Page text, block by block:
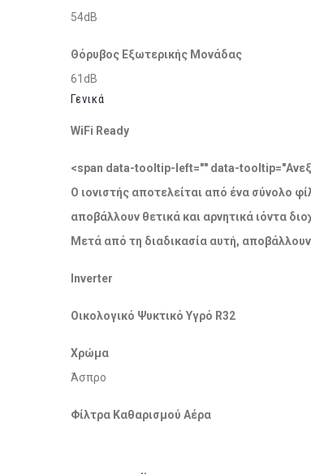
54dB
Θόρυβος Εξωτερικής Μονάδας
61dB
Γενικά
WiFi Ready
<span data-tooltip-left="" data-
Ο ιονιστής αποτελείται από ένα σύνολο
αποβάλλουν θετικά και αρνητικά ιόντα
Μετά από τη διαδικασία αυτή,
Inverter
Οικολογικό Ψυκτικό Υγρό R32
Χρώμα
Άσπρο
Φίλτρα Καθαρισμού Αέρα